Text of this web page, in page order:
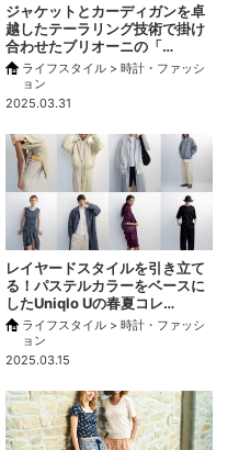
ジャケットとカーディガンを卓
越したテーラリング技術で掛け
合わせたブリオーニの「…
ライフスタイル > 時計・ファッシ
ョン
2025.03.31
レイヤードスタイルを引き立て
る！パステルカラーをベースに
したUniqlo Uの春夏コレ…
ライフスタイル > 時計・ファッシ
ョン
2025.03.15